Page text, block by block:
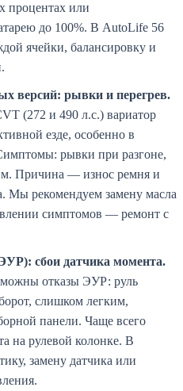
процентах или
до 100%. В AutoLife 56
ячейки, балансировку и
версий: рывки и перегрев.
(272 и 490 л.с.) вариатор
езде, особенно в
рывки при разгоне,
Причина — износ ремня и
Мы рекомендуем замену масла
симптомов — ремонт с
сбои датчика момента.
отказы ЭУР: руль
слишком легким,
панели. Чаще всего
на рулевой колонке. В
замену датчика или